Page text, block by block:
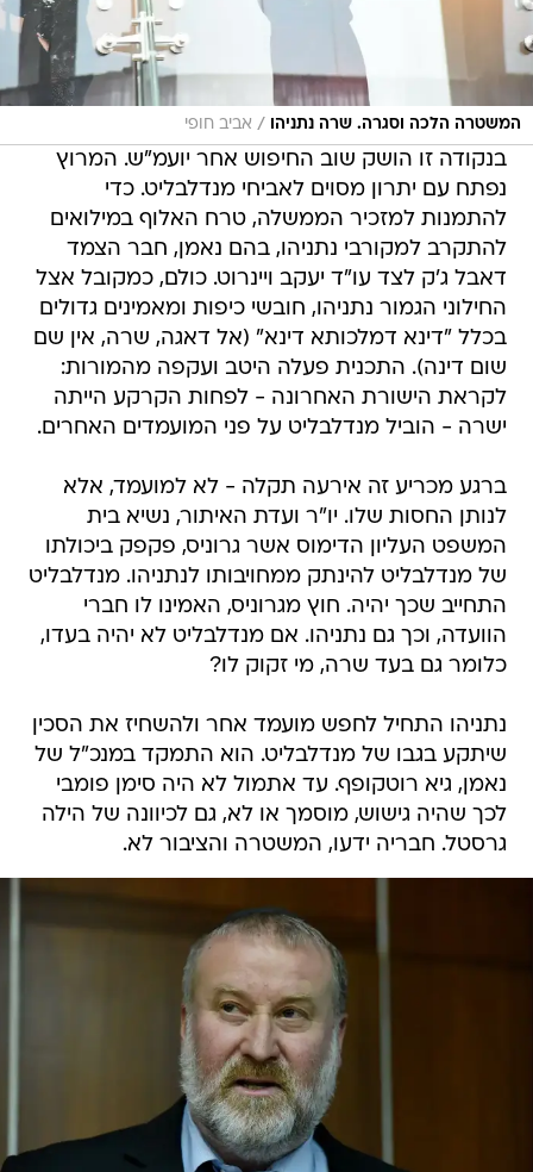
המשטרה הלכה וסגרה. שרה נתניהו / אביב חופי
בנקודה זו הושק שוב החיפוש אחר יועמ"ש. המרוץ
נפתח עם יתרון מסוים לאביחי מנדלבליט. כדי
להתמנות למזכיר הממשלה, טרח האלוף במילואים
להתקרב למקורבי נתניהו, בהם נאמן, חבר הצמד
דאבל ג'ק לצד עו"ד יעקב ויינרוט. כולם, כמקובל אצל
החילוני הגמור נתניהו, חובשי כיפות ומאמינים גדולים
בכלל "דינא דמלכותא דינא" (אל דאגה, שרה, אין שם
שום דינה). התכנית פעלה היטב ועקפה מהמורות:
לקראת הישורת האחרונה - לפחות הקרקע הייתה
ישרה - הוביל מנדלבליט על פני המועמדים האחרים.
ברגע מכריע זה אירעה תקלה - לא למועמד, אלא
לנותן החסות שלו. יו"ר ועדת האיתור, נשיא בית
המשפט העליון הדימוס אשר גרוניס, פקפק ביכולתו
של מנדלבליט להינתק ממחויבותו לנתניהו. מנדלבליט
התחייב שכך יהיה. חוץ מגרוניס, האמינו לו חברי
הוועדה, וכך גם נתניהו. אם מנדלבליט לא יהיה בעדו,
כלומר גם בעד שרה, מי זקוק לו?
נתניהו התחיל לחפש מועמד אחר ולהשחיז את הסכין
שיתקע בגבו של מנדלבליט. הוא התמקד במנכ"ל של
נאמן, גיא רוטקופף. עד אתמול לא היה סימן פומבי
לכך שהיה גישוש, מוסמך או לא, גם לכיוונה של הילה
גרסטל. חבריה ידעו, המשטרה והציבור לא.